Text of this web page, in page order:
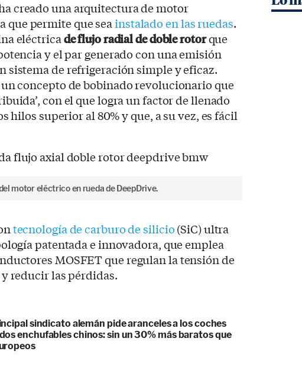
creado una arquitectura de motor
que permite que seainstalado en las ruedas.
eléctricade flujo radialde doble rotorque
y el par generado con una emisión
sistema de refrigeración simple y eficaz.
concepto de bobinado revolucionario que
con el que logra un factor de llenado
hilos superior al 80% y que, a su vez, es fácil
motor eléctrico en rueda de DeepDrive.
tecnología de carburo de silicio(SiC) ultra
patentada e innovadora, que emplea
MOSFET que regulan la tensión de
reducir las pérdidas.
sindicato alemán pide aranceles a los coches
enchufables chinos: sin un 30% más baratos que